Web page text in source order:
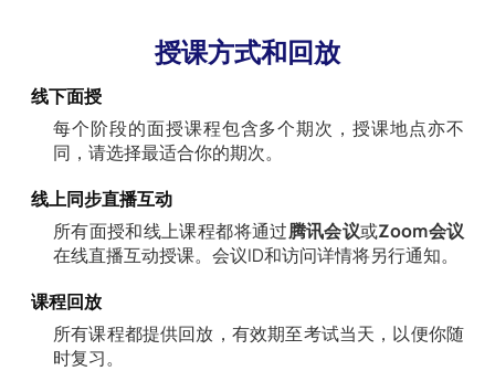
授课方式和回放
线下面授
每个阶段的面授课程包含多个期次，授课地点亦不
同，请选择最适合你的期次。
线上同步直播互动
所有面授和线上课程都将通过腾讯会议或Zoom会议
在线直播互动授课。会议ID和访问详情将另行通知。
课程回放
所有课程都提供回放，有效期至考试当天，以便你随
时复习。